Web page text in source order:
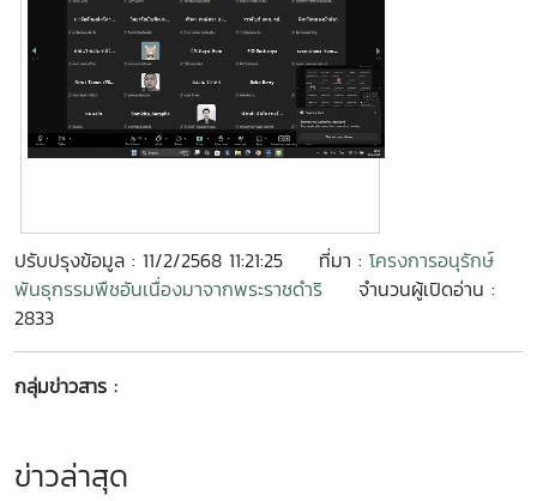
ปรับปรุงข้อมูล : 11/2/2568 11:21:25 ที่มา : โครงการอนุรักษ์
พันธุกรรมพืชอันเนื่องมาจากพระราชดำริ
จำนวนผู้เปิดอ่าน :
2833
กลุ่มข่าวสาร :
ข่าวล่าสุด